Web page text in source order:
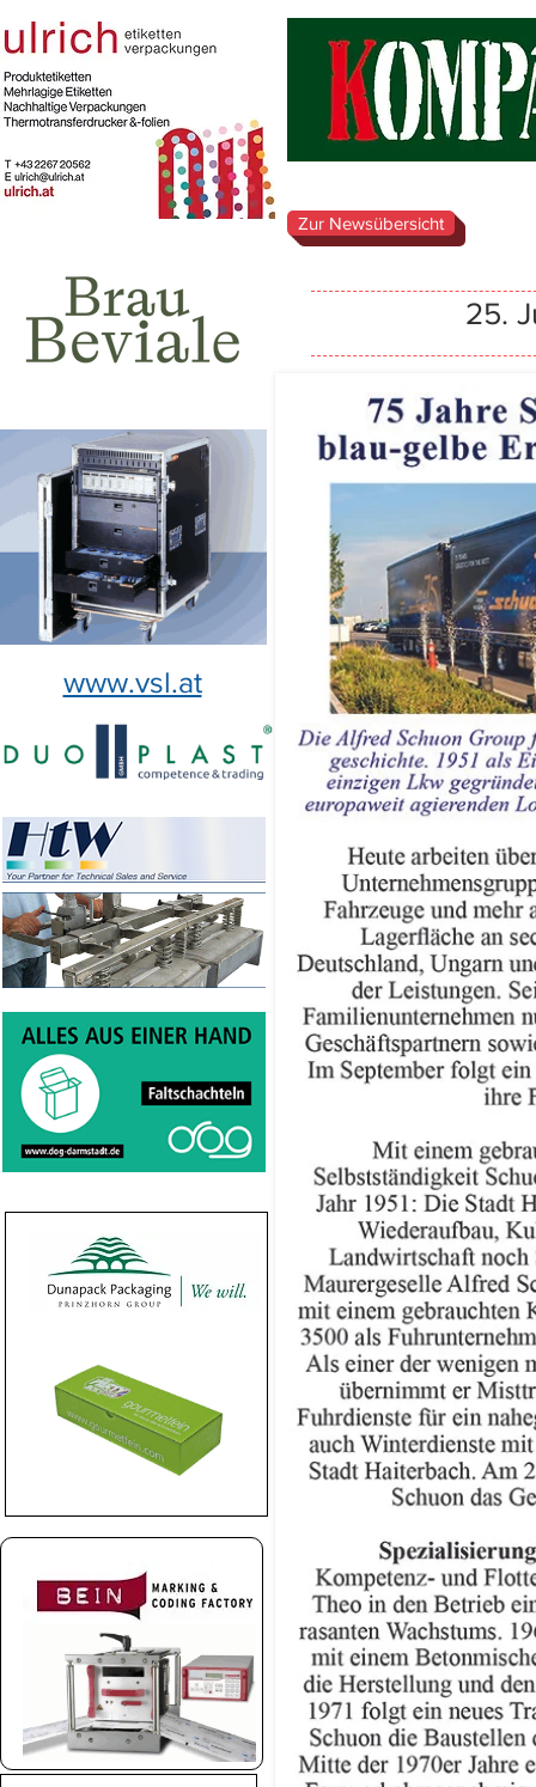
www.vsl.at
Zur Newsübersicht
25.